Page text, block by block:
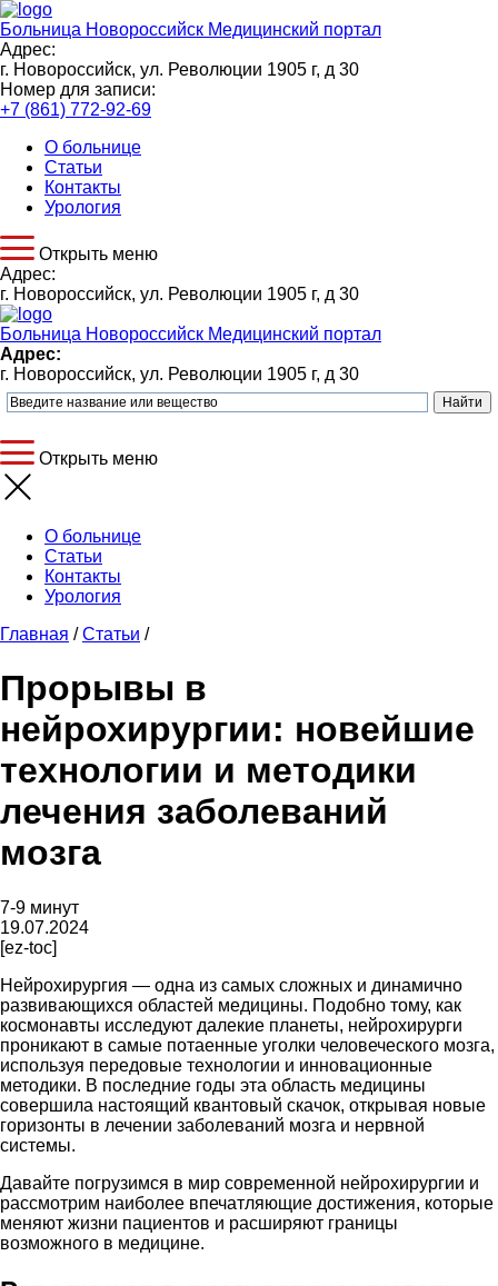
Больница Новороссийск Медицинский портал
Адрес:
г. Новороссийск, ул. Революции 1905 г, д 30
Номер для записи:
+7 (861) 772-92-69
О больнице
Статьи
Контакты
Урология
Открыть меню
Адрес:
г. Новороссийск, ул. Революции 1905 г, д 30
Больница Новороссийск Медицинский портал
Адрес:
г. Новороссийск, ул. Революции 1905 г, д 30
Открыть меню
О больнице
Статьи
Контакты
Урология
Главная / Статьи /
Прорывы в
нейрохирургии: новейшие
технологии и методики
лечения заболеваний
мозга
7-9 минут
19.07.2024
[ez-toc]
Нейрохирургия — одна из самых сложных и динамично
развивающихся областей медицины. Подобно тому, как
космонавты исследуют далекие планеты, нейрохирурги
проникают в самые потаенные уголки человеческого мозга,
используя передовые технологии и инновационные
методики. В последние годы эта область медицины
совершила настоящий квантовый скачок, открывая новые
горизонты в лечении заболеваний мозга и нервной
системы.
Давайте погрузимся в мир современной нейрохирургии и
рассмотрим наиболее впечатляющие достижения, которые
меняют жизни пациентов и расширяют границы
возможного в медицине.